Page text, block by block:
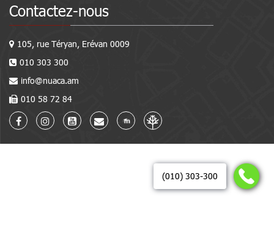
(010) 303-300
Contactez-nous
105, rue Téryan, Erévan 0009
010 303 300
info@nuaca.am
010 58 72 84